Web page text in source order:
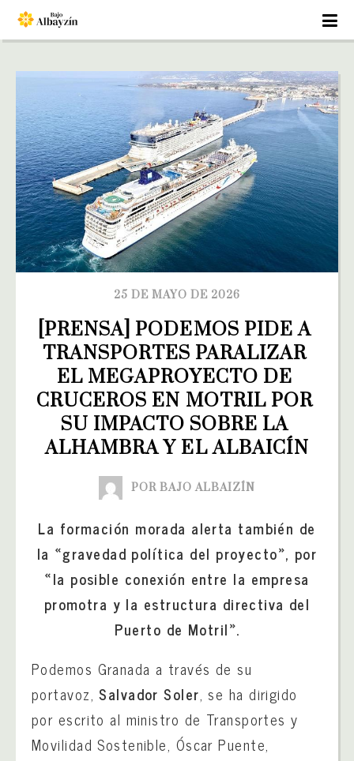
25 DE MAYO DE 2026
[PRENSA] PODEMOS PIDE A
TRANSPORTES PARALIZAR
EL MEGAPROYECTO DE
CRUCEROS EN MOTRIL POR
SU IMPACTO SOBRE LA
ALHAMBRA Y EL ALBAICÍN
POR BAJO ALBAIZÍN
La formación morada alerta también de
la «gravedad política del proyecto», por
«la posible conexión entre la empresa
promotra y la estructura directiva del
Puerto de Motril».
Podemos Granada a través de su
portavoz,Salvador Soler, se ha dirigido
por escrito al ministro de Transportes y
Movilidad Sostenible, Óscar Puente,